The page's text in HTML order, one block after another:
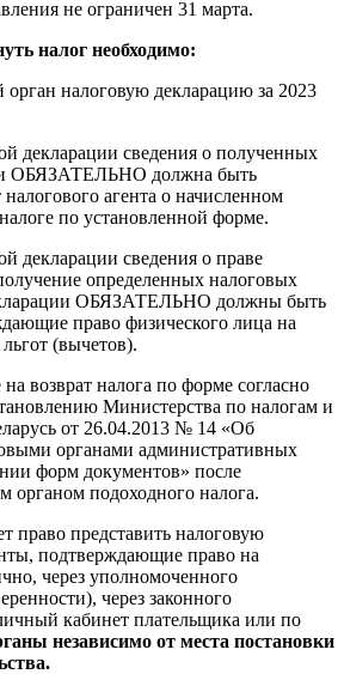
не ограничен 31 марта.
налог необходимо:
орган налоговую декларацию за 2023
декларации сведения о полученных
ОБЯЗАТЕЛЬНО должна быть
агента о начисленном
по установленной форме.
декларации сведения о праве
определенных налоговых
ОБЯЗАТЕЛЬНО должны быть
право физического лица на
(вычетов).
возврат налога по форме согласно
Министерства по налогам и
от 26.04.2013 № 14 «Об
органами административных
форм документов» после
органом подоходного налога.
право представить налоговую
подтверждающие право на
через уполномоченного
через законного
кабинет плательщика или по
независимо от места постановки